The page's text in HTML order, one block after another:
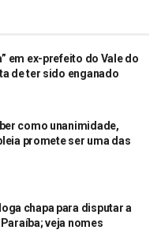
em ex-prefeito do Vale do
de ter sido enganado
como unanimidade,
promete ser uma das
chapa para disputar a
veja nomes